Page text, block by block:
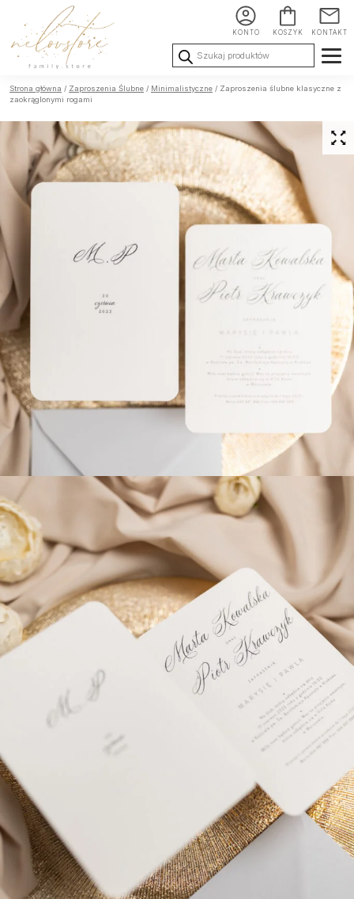
KONTO KOSZYK KONTAKT
Wyszukiwarka
produktów
Ślub i
Wesele
Chrzest i
Urodziny i
Strona główna / Zaproszenia Ślubne / Minimalistyczne / Zaproszenia ślubne klasyczne z
zaokrąglonymi rogami